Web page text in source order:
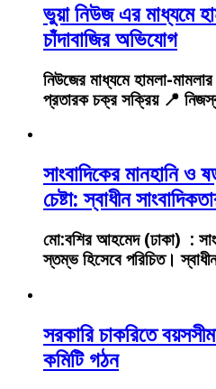
ভুয়া নিউজ এর মাধ্যমে
চাঁদাবাজির অভিযোগ
নিউজের মাধ্যমে হামলা-
প্রতারক চক্র সক্রিয় 📍
সাংবাদিকের মানহানি ও
চেষ্টা: স্বাধীন
মো:বশির আহমেদ (ঢাকা) :
স্তম্ভ হিসেবে পরিচিত।
সরকারি চাকরিতে
কমিটি গঠন